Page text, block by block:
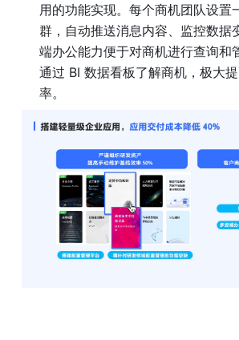
用的功能实现。每个商机团队设置
群，自动推送消息内容、监控数据
端办公能力便于对商机进行查询和
通过 BI 数据看板了解商机，极大
率。